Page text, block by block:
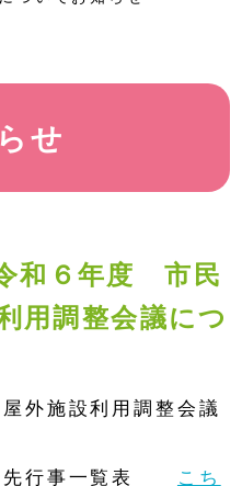
せ
和６年度 市民
用調整会議につ
外施設利用調整会議
先行事一覧表 こち